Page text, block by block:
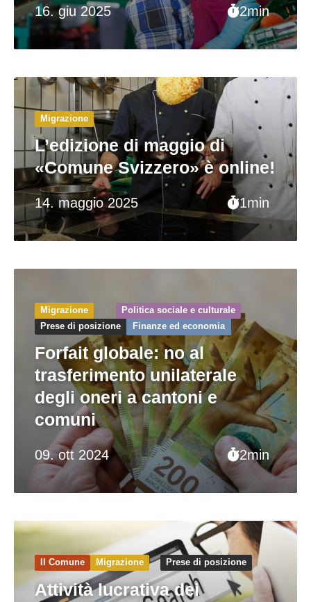
16. giu 2025 2min
14. maggio 2025 1min
Migrazione
L’edizione di maggio di
«Comune Svizzero» è online!
09. ott 2024 2min
Migrazione
Politica sociale e culturale
Prese di posizione
Finanze ed economia
Forfait globale: no al
trasferimento unilaterale
degli oneri a cantoni e
comuni
Il Comune Migrazione Prese di posizione
Attività lucrativa dei